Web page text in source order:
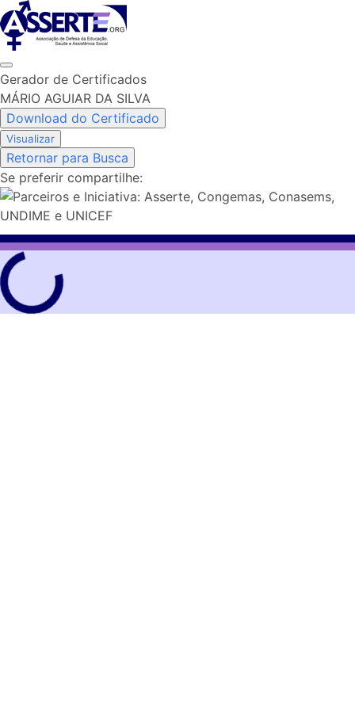
Skip
to
content
Gerador de Certificados
MÁRIO AGUIAR DA SILVA
Download do Certificado
Visualizar
Retornar para Busca
Se preferir compartilhe: